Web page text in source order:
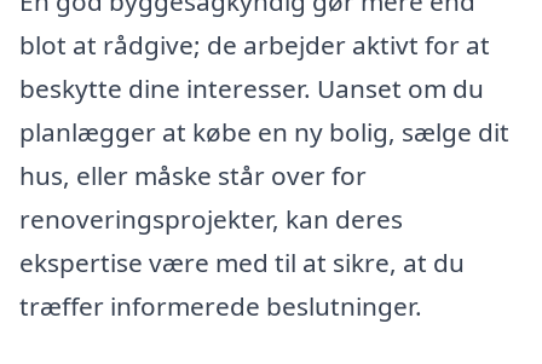
blot at rådgive; de arbejder aktivt for at
beskytte dine interesser. Uanset om du
planlægger at købe en ny bolig, sælge dit
hus, eller måske står over for
renoveringsprojekter, kan deres
ekspertise være med til at sikre, at du
træffer informerede beslutninger.